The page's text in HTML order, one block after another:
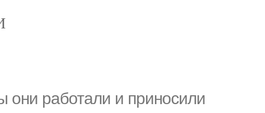
они работали и приносили